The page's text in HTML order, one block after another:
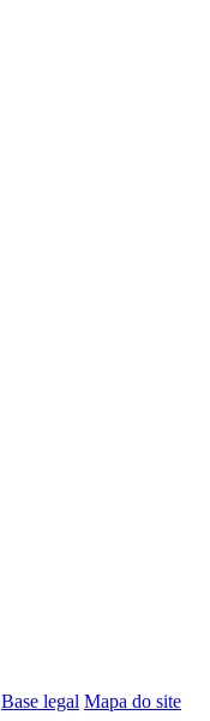
Base legal Mapa do site